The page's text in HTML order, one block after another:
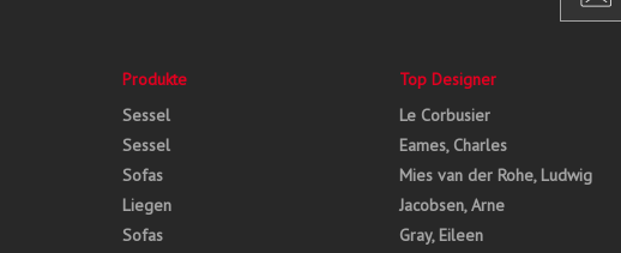
Produkte
Sessel
Sessel
Sofas
Liegen
Sofas
Top Designer
Le Corbusier
Eames, Charles
Mies van der Rohe, Ludwig
Jacobsen, Arne
Gray, Eileen